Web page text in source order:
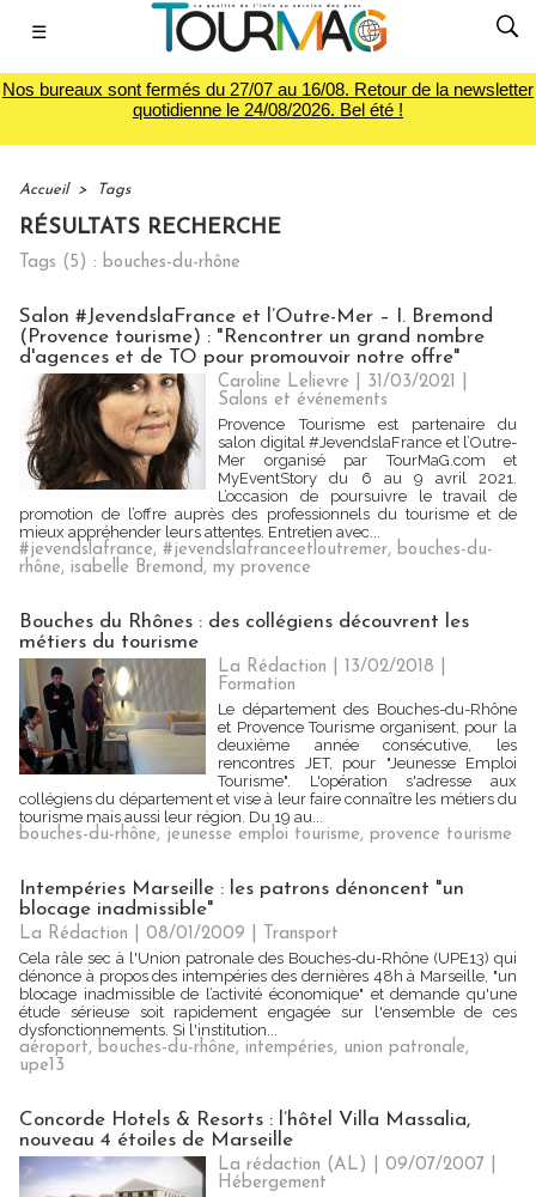
☰
Nos bureaux sont fermés du 27/07 au 16/08. Retour de la newsletter
quotidienne le 24/08/2026. Bel été !
Accueil > Tags
RÉSULTATS RECHERCHE
Tags (5) : bouches-du-rhône
Salon #JevendslaFrance et l’Outre-Mer – I. Bremond
(Provence tourisme) : "Rencontrer un grand nombre
d'agences et de TO pour promouvoir notre offre"
Caroline Lelievre | 31/03/2021
Salons et événements
Provence Tourisme est partenaire du
salon digital #JevendslaFrance et l’Outre-
Mer organisé par TourMaG.com et
MyEventStory du 6 au 9 avril 2021.
L’occasion de poursuivre le travail de
promotion de l’offre auprès des professionnels du tourisme et de
mieux appréhender leurs attentes. Entretien avec...
#jevendslafrance, #jevendslafranceetloutremer, bouches-du-
rhône, isabelle Bremond, my provence
Bouches du Rhônes : des collégiens découvrent les
métiers du tourisme
La Rédaction | 13/02/2018
Formation
Le département des Bouches-du-Rhône
et Provence Tourisme organisent, pour la
deuxième année consécutive, les
rencontres JET, pour "Jeunesse Emploi
Tourisme". L'opération s'adresse aux
collégiens du département et vise à leur faire connaître les métiers du
tourisme mais aussi leur région. Du 19 au...
bouches-du-rhône, jeunesse emploi tourisme, provence tourisme
Intempéries Marseille : les patrons dénoncent "un
blocage inadmissible"
La Rédaction | 08/01/2009
Transport
Cela râle sec à l'Union patronale des Bouches-du-Rhône (UPE13) qui
dénonce à propos des intempéries des dernières 48h à Marseille, "un
blocage inadmissible de l’activité économique" et demande qu'une
étude sérieuse soit rapidement engagée sur l'ensemble de ces
dysfonctionnements. Si l'institution...
aéroport, bouches-du-rhône, intempéries, union patronale,
upe13
Concorde Hotels & Resorts : l’hôtel Villa Massalia,
nouveau 4 étoiles de Marseille
La rédaction (AL) | 09/07/2007
Hébergement